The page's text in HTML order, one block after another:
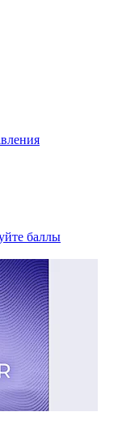
баллы